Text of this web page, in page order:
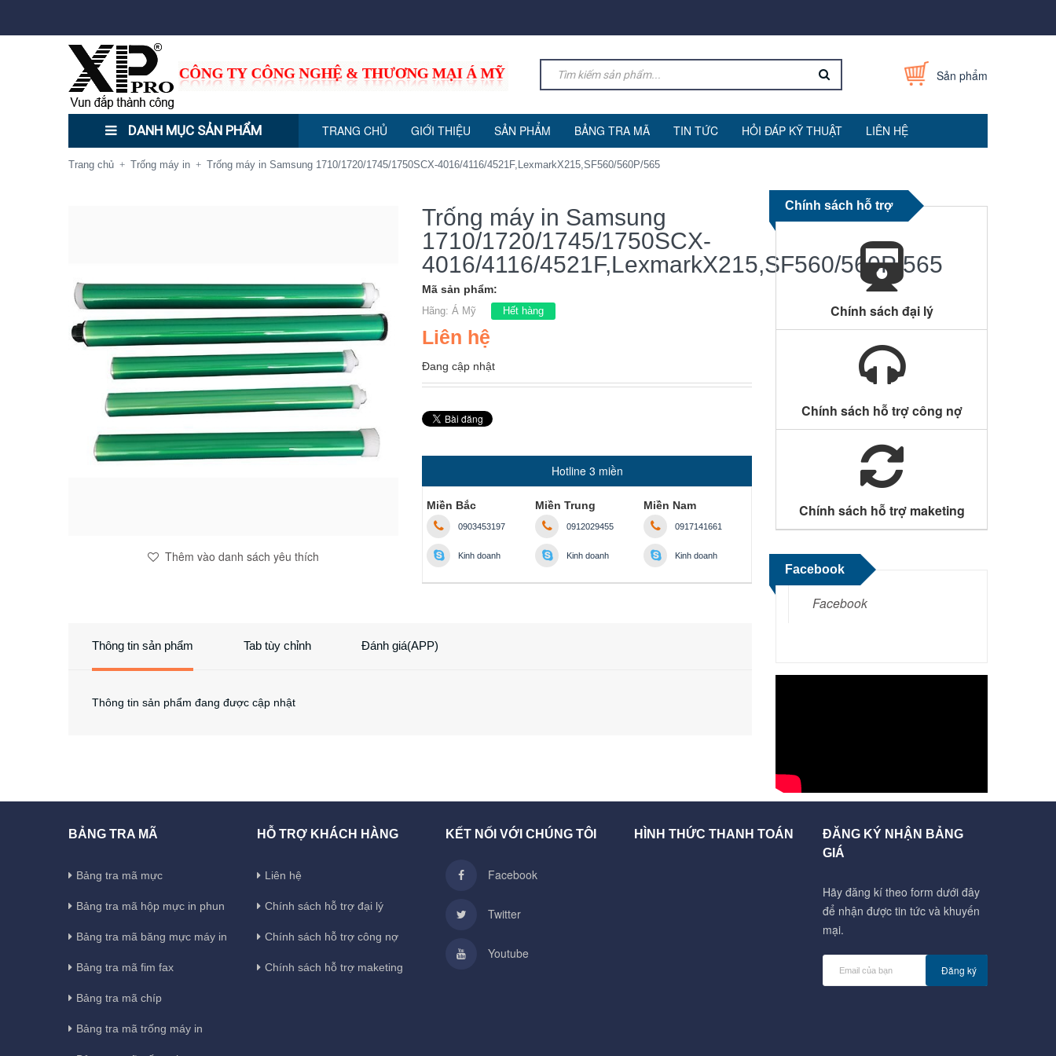
Sản phẩm
DANH MỤC SẢN PHẨM TRANG CHỦ GIỚI THIỆU SẢN PHẨM BẢNG TRA MÃ TIN TỨC HỎI ĐÁP KỸ THUẬT LIÊN HỆ
Trang chủ + Trống máy in + Trống máy in Samsung 1710/1720/1745/1750SCX-4016/4116/4521F,LexmarkX215,SF560/560P/565
Thêm vào danh sách yêu thích
Trống máy in Samsung
1710/1720/1745/1750SCX-
4016/4116/4521F,LexmarkX215,SF560/560P/565
Mã sản phẩm:
Hãng: Á Mỹ Hết hàng
Liên hệ
Đang cập nhật
Hotline 3 miền
Miền Bắc
0903453197
Kinh doanh
Miền Trung
0912029455
Kinh doanh
Miền Nam
0917141661
Kinh doanh
Thông tin sản phẩm Tab tùy chỉnh Đánh giá(APP)
Thông tin sản phẩm đang được cập nhật
Chính sách hỗ trợ
Chính sách đại lý
Chính sách hỗ trợ công nợ
Chính sách hỗ trợ maketing
Facebook
Facebook
BẢNG TRA MÃ
Bảng tra mã mực
Bảng tra mã hộp mực in phun
Bảng tra mã băng mực máy in
Bảng tra mã fim fax
Bảng tra mã chíp
Bảng tra mã trống máy in
HỖ TRỢ KHÁCH HÀNG
Liên hệ
Chính sách hỗ trợ đại lý
Chính sách hỗ trợ công nợ
Chính sách hỗ trợ maketing
KẾT NỐI VỚI CHÚNG TÔI
Facebook
Twitter
Youtube
HÌNH THỨC THANH TOÁN
ĐĂNG KÝ NHẬN BẢNG
GIÁ
Hãy đăng kí theo form dưới đây
để nhận được tin tức và khuyến
mại.
Đăng ký